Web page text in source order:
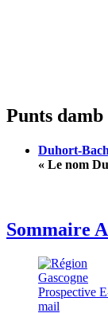
Punts
Duhort-
« Le nom
Sommaire